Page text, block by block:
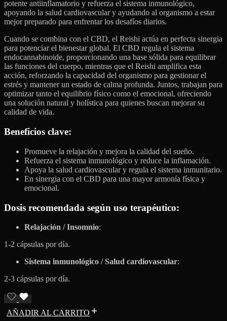
potente antiinflamatorio y refuerza el sistema inmunológico,
apoyando la salud cardiovascular y ayudando al organismo a estar
mejor preparado para enfrentar los desafíos diarios.
Cuando se combina con el CBD, el Reishi actúa en perfecta sinergia
para potenciar el bienestar global. El CBD regula el sistema
endocannabinoide, proporcionando una base sólida para equilibrar
las funciones del cuerpo, mientras que el Reishi amplifica esta
acción, reforzando la capacidad del organismo para gestionar el
estrés y mantener un estado de calma profunda. Juntos, trabajan para
optimizar tanto el equilibrio físico como el emocional, ofreciendo
una solución natural y holística para quienes buscan mejorar su
calidad de vida.
Beneficios clave:
Promueve la relajación y mejora la calidad del sueño.
Refuerza el sistema inmunológico y reduce la inflamación.
Apoya la salud cardiovascular y regula el sistema inmunitario.
En sinergia con el CBD para una mayor armonía física y
emocional.
Dosis recomendada según uso terapéutico:
Relajación / Insomnio:
1-2 cápsulas por día.
Sistema inmunológico / Salud cardiovascular:
2-3 cápsulas por día.
AÑADIR AL CARRITO